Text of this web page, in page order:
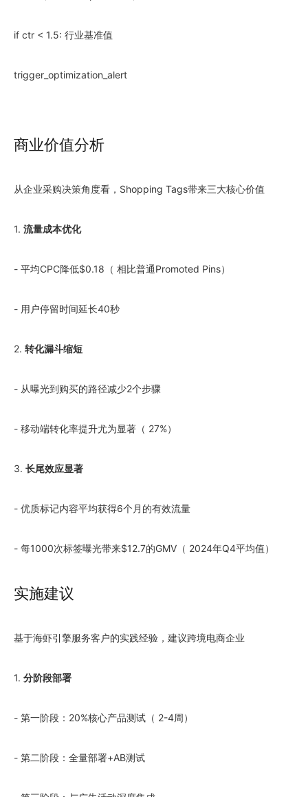
if ctr < 1.5: 行业基准值
trigger_optimization_alert
商业价值分析
从企业采购决策角度看，Shopping Tags带来三大核心价值
1. 流量成本优化
- 平均CPC降低$0.18（ 相比普通Promoted Pins）
- 用户停留时间延长40秒
2. 转化漏斗缩短
- 从曝光到购买的路径减少2个步骤
- 移动端转化率提升尤为显著（ 27%）
3. 长尾效应显著
- 优质标记内容平均获得6个月的有效流量
- 每1000次标签曝光带来$12.7的GMV（ 2024年Q4平均值）
实施建议
基于海虾引擎服务客户的实践经验，建议跨境电商企业
1. 分阶段部署
- 第一阶段：20%核心产品测试（ 2-4周）
- 第二阶段：全量部署+AB测试